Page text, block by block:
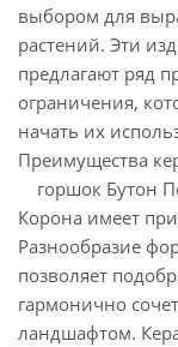
выбором для
растений. Эти
предлагают ряд
ограничения,
начать их
Преимущества
горшок Бутон
Корона имеет
Разнообразие
позволяет
гармонично
ландшафтом.